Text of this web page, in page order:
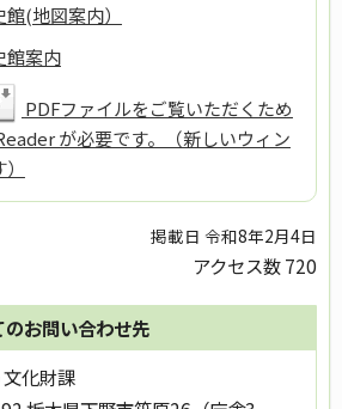
(地図案内）
館案内
PDFファイルをご覧いただくため
が必要です。（新しいウィン
掲載日 令和8年2月4日
アクセス数720
お問い合わせ先
化財課